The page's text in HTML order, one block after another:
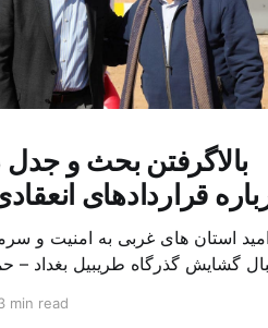
بالاگرفتن بحث و
قراردادهای
امید استان های غربی به امنیت و
گشایش گذرگاه طریبیل بغداد
توسط عادل عبد المهدی نخست
min read